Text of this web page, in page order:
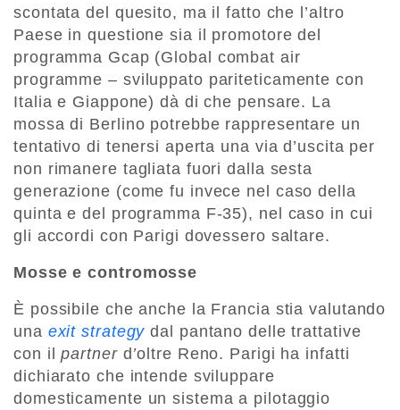
scontata del quesito, ma il fatto che l’altro
Paese in questione sia il promotore del
programma Gcap (Global combat air
programme – sviluppato pariteticamente con
Italia e Giappone) dà di che pensare. La
mossa di Berlino potrebbe rappresentare un
tentativo di tenersi aperta una via d’uscita per
non rimanere tagliata fuori dalla sesta
generazione (come fu invece nel caso della
quinta e del programma F-35), nel caso in cui
gli accordi con Parigi dovessero saltare.
Mosse e contromosse
È possibile che anche la Francia stia valutando
una exit strategy dal pantano delle trattative
con ilpartner d’oltre Reno. Parigi ha infatti
dichiarato che intende sviluppare
domesticamente un sistema a pilotaggio